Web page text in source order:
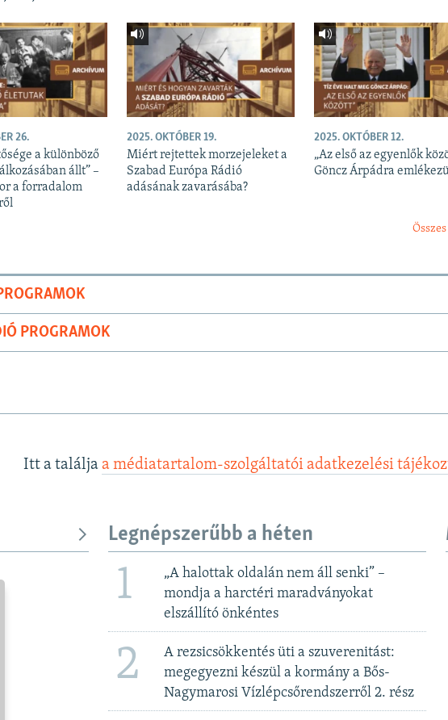
26.
a különböző
állt” –
a forradalom
2025. OKTÓBER 19.
Miért rejtettek morzejeleket a
Szabad Európa Rádió
adásának zavarásába?
2025. OKTÓBER 12.
„Az első az egyenlők
Göncz Árpádra
PROGRAMOK
Itt a találja a médiatartalom-szolgáltatói adatkezelési
Legnépszerűbb a héten
1
„A halottak oldalán nem áll senki” –
mondja a harctéri maradványokat
elszállító önkéntes
2
A rezsicsökkentés üti a szuverenitást:
megegyezni készül a kormány a Bős-
Nagymarosi Vízlépcsőrendszerről 2. rész